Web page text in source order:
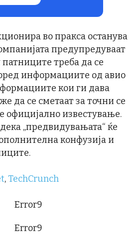
во пракса останува
предупредуваат
треба да се
информациите од авио
кои ги дава
да се сметаат за точни се
официјално известување.
„предвидувањата“ ќе
конфузија и
, TechCrunch
Error9
Error9